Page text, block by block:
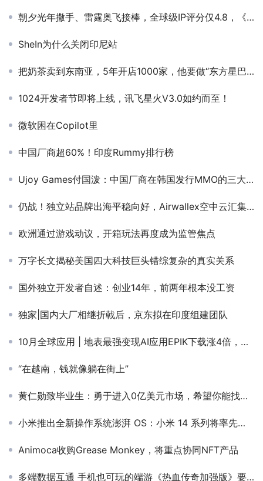
朝夕光年撒手、雷霆奥飞接棒，全球级IP评分仅4.8，《航海王》新游数据如何？
SheIn为什么关闭印尼站
把奶茶卖到东南亚，5年开店1000家，他要做“东方星巴克”
1024开发者节即将上线，讯飞星火V3.0如约而至！
微软困在Copilot里
中国厂商超60%！印度Rummy排行榜
Ujoy Games付国泼：中国厂商在韩国发行MMO的三大痛点
仍战！独立站品牌出海平稳向好，Airwallex空中云汇集结10位专家洞悉全新机遇
欧洲通过游戏动议，开箱玩法再度成为监管焦点
万字长文揭秘美国四大科技巨头错综复杂的真实关系
国外独立开发者自述：创业14年，前两年根本没工资
独家|国内大厂相继折戟后，京东拟在印度组建团队
10月全球应用 | 地表最强变现AI应用EPIK下载涨4倍，收入翻3番！新网文应用个个疯狂
“在越南，钱就像躺在街上”
黄仁勋致毕业生：勇于进入0亿美元市场，希望你能找到自己的GPU
小米推出全新操作系统澎湃 OS：小米 14 系列将率先搭载，逐步接替 MIUI
Animoca收购Grease Monkey，将重点协同NFT产品
多端数据互通 手机也可玩的端游《热血传奇加强版》要来了